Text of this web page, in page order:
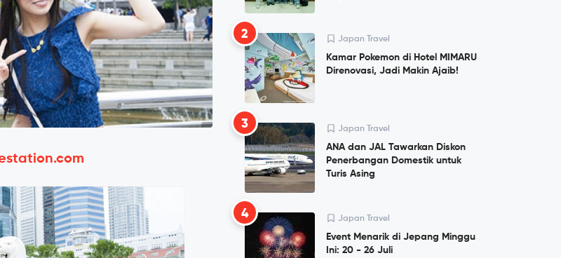
2 Japan Travel
Kamar Pokemon di Hotel MIMARU
Direnovasi, Jadi Makin Ajaib!
3 Japan Travel
ANA dan JAL Tawarkan Diskon
Penerbangan Domestik untuk
Turis Asing
4 Japan Travel
Event Menarik di Jepang Minggu
Ini: 20 - 26 Juli